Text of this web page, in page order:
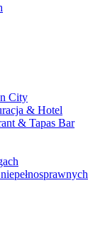
City
& Hotel
& Tapas Bar